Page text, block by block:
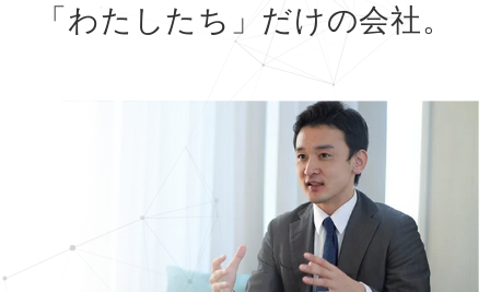
「わたしたち」だけの会社。